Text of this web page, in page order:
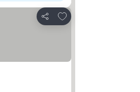
Partilhar
Adicionar aos favoritos